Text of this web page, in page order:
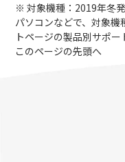
※ 対象機種：2019年冬
パソコンなどで、対象
トページの製品別サポー
このページの先頭へ